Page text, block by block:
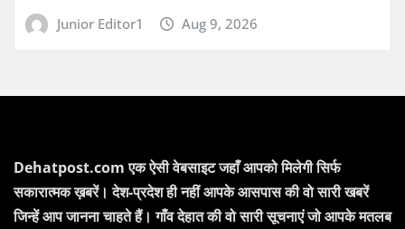
Junior Editor1 Aug 9, 2026
Dehatpost.com एक ऐसी वेबसाइट जहाँ आपको मिलेगी सिर्फ
सकारात्मक ख़बरें। देश-प्रदेश ही नहीं आपके आसपास की वो सारी खबरें
जिन्हें आप जानना चाहते हैं। गाँव देहात की वो सारी सूचनाएं जो आपके मतलब